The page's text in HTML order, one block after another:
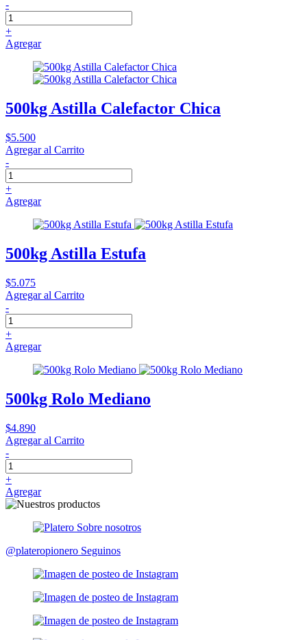
-
+
Agregar
500kg Astilla Calefactor Chica
$5.500
Agregar al Carrito
-
+
Agregar
500kg Astilla Estufa
$5.075
Agregar al Carrito
-
+
Agregar
500kg Rolo Mediano
$4.890
Agregar al Carrito
-
+
Agregar
@plateropionero Seguinos